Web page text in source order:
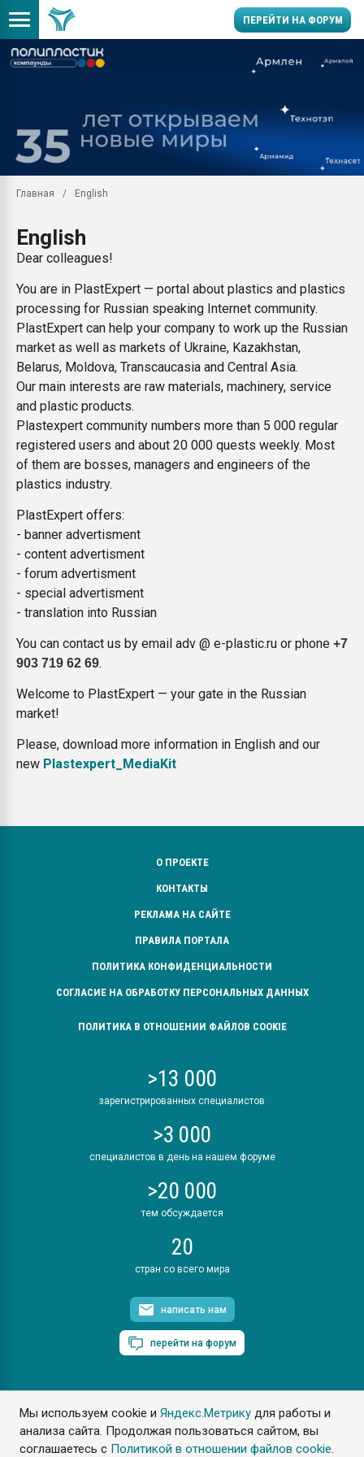
Мы используем cookie иЯндекс.Метрику для работы и
анализа сайта. Продолжая пользоваться сайтом, вы
соглашаетесь с Политикой в отношении файлов cookie.
ПЕРЕЙТИ НА ФОРУМ
цикла
заводу пластмасс"
28.07.2026
первый план в
пластмасс
28.07.2026
ситуацией на
бутылок
ПЕРЕЙТИ НА
Главная English
English
Dear colleagues!
You are in PlastExpert — portal about plastics and plastics
processing for Russian speaking Internet community.
PlastExpert can help your company to work up the Russian
market as well as markets of Ukraine, Kazakhstan,
Belarus, Moldova, Transcaucasia and Central Asia.
Our main interests are raw materials, machinery, service
and plastic products.
Plastexpert community numbers more than 5 000 regular
registered users and about 20 000 quests weekly. Most
of them are bosses, managers and engineers of the
plastics industry.
PlastExpert offers:
- banner advertisment
- content advertisment
- forum advertisment
- special advertisment
- translation into Russian
You can contact us by email adv @ e-plastic.ru or phone +7
903 719 62 69.
Welcome to PlastExpert — your gate in the Russian
market!
Please, download more information in English and our
new Plastexpert_MediaKit
О ПРОЕКТЕ
КОНТАКТЫ
РЕКЛАМА НА САЙТЕ
ПРАВИЛА ПОРТАЛА
ПОЛИТИКА КОНФИДЕНЦИАЛЬНОСТИ
СОГЛАСИЕ НА ОБРАБОТКУ ПЕРСОНАЛЬНЫХ ДАННЫХ
ПОЛИТИКА В ОТНОШЕНИИ ФАЙЛОВ COOKIE
>13 000
зарегистрированных специалистов
>3 000
специалистов в день на нашем форуме
>20 000
тем обсуждается
20
стран со всего мира
написать нам
перейти на форум
ПластЭксперт © 2006. Все права защищены
Разрешается копирование материалов сайта с обязательной
ссылкой на www.e-plastic.ru